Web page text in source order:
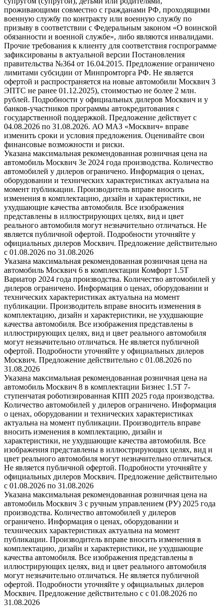
проживающими совместно с гражданами РФ, проходящими
военную службу по контракту или военную службу по
призыву в соответствии с Федеральным законом «О воинской
обязанности и военной службе», либо являются инвалидами.
Прочие требования к клиенту для соответствия госпрограмме
зафиксированы в актуальной версии Постановления
правительства №364 от 16.04.2015. Предложение ограничено
лимитами субсидии от Минпромторга РФ. Не является
офертой и распространяется на новые автомобили Москвич 3
ЭПТС не ранее 01.12.2025), стоимостью не более 2 млн.
рублей. Подробности у официальных дилеров Москвич и у
банков-участников программы автокредитования с
государственной поддержкой. Предложение действует с
04.08.2026 по 31.08.2026. АО МАЗ «Москвич» вправе
изменить сроки и условия предложения. Оценивайте свои
финансовые возможности и риски.
Указана максимальная рекомендованная розничная цена на
автомобиль Москвич 3e 2024 года производства. Количество
автомобилей у дилеров ограничено. Информация о ценах,
оборудовании и технических характеристиках актуальна на
момент публикации. Производитель вправе вносить
изменения в комплектацию, дизайн и характеристики, не
ухудшающие качества автомобиля. Все изображения
представлены в иллюстрирующих целях, вид и цвет
реального автомобиля могут незначительно отличаться. Не
является публичной офертой. Подробности уточняйте у
официальных дилеров Москвич. Предложение действительно
с 01.08.2026 по 31.08.2026
Указана максимальная рекомендованная розничная цена на
автомобиль Москвич 6 в комплектации Комфорт 1.5T
Вариатор 2024 года производства. Количество автомобилей у
дилеров ограничено. Информация о ценах, оборудовании и
технических характеристиках актуальна на момент
публикации. Производитель вправе вносить изменения в
комплектацию, дизайн и характеристики, не ухудшающие
качества автомобиля. Все изображения представлены в
иллюстрирующих целях, вид и цвет реального автомобиля
могут незначительно отличаться. Не является публичной
офертой. Подробности уточняйте у официальных дилеров
Москвич. Предложение действительно с 01.08.2026 по
31.08.2026
Указана максимальная рекомендованная розничная цена на
автомобиль Москвич 8 в комплектации Бизнес 1.5T 7-
ступенчатая роботизированная КПП 2025 года производства.
Количество автомобилей у дилеров ограничено. Информация
о ценах, оборудовании и технических характеристиках
актуальна на момент публикации. Производитель вправе
вносить изменения в комплектацию, дизайн и
характеристики, не ухудшающие качества автомобиля. Все
изображения представлены в иллюстрирующих целях, вид и
цвет реального автомобиля могут незначительно отличаться.
Не является публичной офертой. Подробности уточняйте у
официальных дилеров Москвич. Предложение действительно
с 01.08.2026 по 31.08.2026
Указана максимальная рекомендованная розничная цена на
автомобиль Москвич 3 с ручным управлением (РУ) 2025 года
производства. Количество автомобилей у дилеров
ограничено. Информация о ценах, оборудовании и
технических характеристиках актуальна на момент
публикации. Производитель вправе вносить изменения в
комплектацию, дизайн и характеристики, не ухудшающие
качества автомобиля. Все изображения представлены в
иллюстрирующих целях, вид и цвет реального автомобиля
могут незначительно отличаться. Не является публичной
офертой. Подробности уточняйте у официальных дилеров
Москвич. Предложение действительно с с 01.08.2026 по
31.08.2026